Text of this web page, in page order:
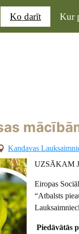
Ko darīt Kur
Kandavas
UZSĀKAM
Eiropas
“Atbalsts
Piedāvātās